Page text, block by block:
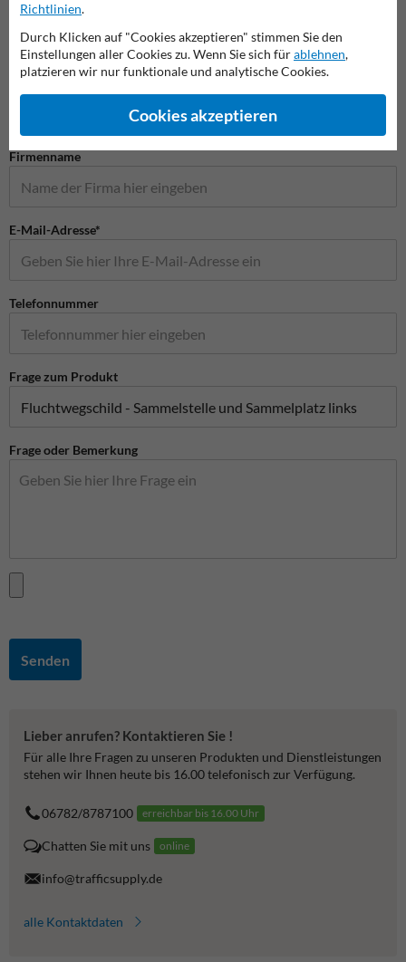
Stellen Sie Ihre Frage an Verkehrsschildkaufen.de
Name*
Firmenname
E-Mail-Adresse*
Telefonnummer
Frage zum Produkt
Frage oder Bemerkung
Senden
Lieber anrufen? Kontaktieren Sie !
Für alle Ihre Fragen zu unseren Produkten und Dienstleistungen
stehen wir Ihnen heute bis 16.00 telefonisch zur Verfügung.
06782/8787100 erreichbar bis 16.00 Uhr
Chatten Sie mit uns online
info@trafficsupply.de
alle Kontaktdaten
Richtlinien.
Durch Klicken auf "Cookies akzeptieren" stimmen Sie den
Einstellungen aller Cookies zu. Wenn Sie sich fürablehnen,
platzieren wir nur funktionale und analytische Cookies.
Cookies akzeptieren